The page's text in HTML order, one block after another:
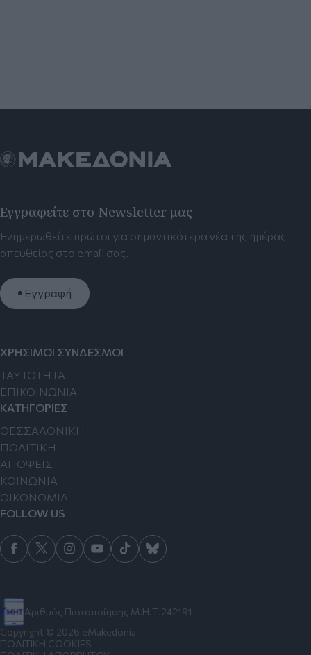
Εγγραφείτε στο Newsletter μας
Ενημερωθείτε πρώτοι για σημαντικότερα νέα της ημέρας
απευθείας στο email σας.
Εγγραφή
Αριθμός Πιστοποίησης Μ.Η.Τ.242191
ΧΡΗΣΙΜΟΙ ΣΥΝΔΕΣΜΟΙ
TAYTOTHTA
ΕΠΙΚΟΙΝΩΝΙΑ
ΚΑΤΗΓΟΡΙΕΣ
ΘΕΣΣΑΛΟΝΙΚΗ
ΠΟΛΙΤΙΚΗ
ΑΠΟΨΕΙΣ
ΚΟΙΝΩΝΙΑ
ΟΙΚΟΝΟΜΙΑ
FOLLOW US
Copyright © 2026 eMakedonia
ΠΟΛΙΤΙΚΗ COOKIES